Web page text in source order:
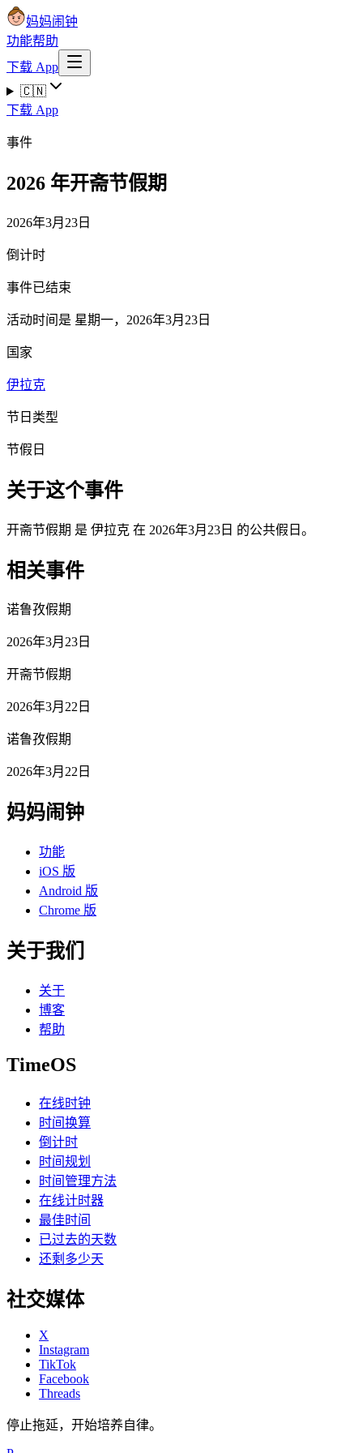
妈妈闹钟
功能帮助
下载 App
🇨🇳
下载 App
事件
2026 年开斋节假期
2026年3月23日
倒计时
事件已结束
活动时间是 星期一，2026年3月23日
国家
伊拉克
节日类型
节假日
关于这个事件
开斋节假期 是 伊拉克 在 2026年3月23日 的公共假日。
相关事件
诺鲁孜假期
2026年3月23日
开斋节假期
2026年3月22日
诺鲁孜假期
2026年3月22日
妈妈闹钟
功能
iOS 版
Android 版
Chrome 版
关于我们
关于
博客
帮助
TimeOS
在线时钟
时间换算
倒计时
时间规划
时间管理方法
在线计时器
最佳时间
已过去的天数
还剩多少天
社交媒体
X
Instagram
TikTok
Facebook
Threads
停止拖延，开始培养自律。